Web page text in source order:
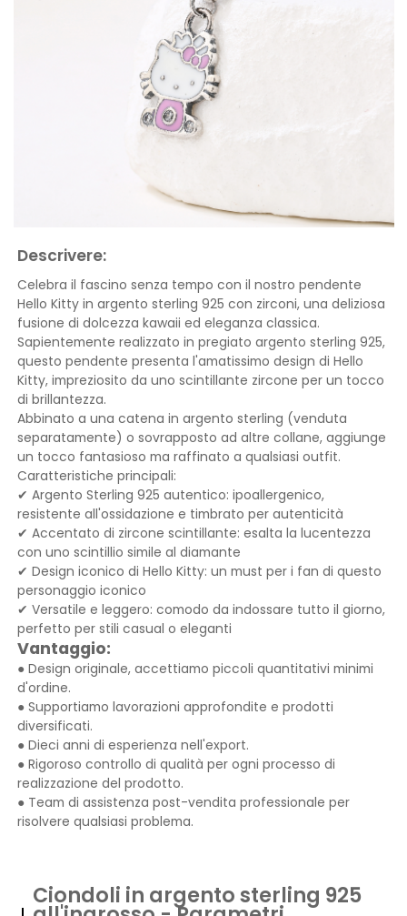
Descrivere:
Celebra il fascino senza tempo con il nostro pendente
Hello Kitty in argento sterling 925 con zirconi, una deliziosa
fusione di dolcezza kawaii ed eleganza classica.
Sapientemente realizzato in pregiato argento sterling 925,
questo pendente presenta l'amatissimo design di Hello
Kitty, impreziosito da uno scintillante zircone per un tocco
di brillantezza.
Abbinato a una catena in argento sterling (venduta
separatamente) o sovrapposto ad altre collane, aggiunge
un tocco fantasioso ma raffinato a qualsiasi outfit.
Caratteristiche principali:
✔ Argento Sterling 925 autentico: ipoallergenico,
resistente all'ossidazione e timbrato per autenticità
✔ Accentato di zircone scintillante: esalta la lucentezza
con uno scintillio simile al diamante
✔ Design iconico di Hello Kitty: un must per i fan di questo
personaggio iconico
✔ Versatile e leggero: comodo da indossare tutto il giorno,
perfetto per stili casual o eleganti
Vantaggio:
● Design originale, accettiamo piccoli quantitativi minimi
d'ordine.
● Supportiamo lavorazioni approfondite e prodotti
diversificati.
● Dieci anni di esperienza nell'export.
● Rigoroso controllo di qualità per ogni processo di
realizzazione del prodotto.
● Team di assistenza post-vendita professionale per
risolvere qualsiasi problema.
Ciondoli in argento sterling 925